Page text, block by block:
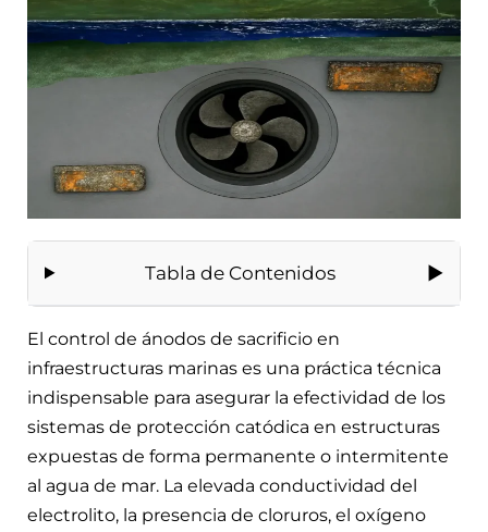
Tabla de Contenidos
El control de ánodos de sacrificio en
infraestructuras marinas es una práctica técnica
indispensable para asegurar la efectividad de los
sistemas de protección catódica en estructuras
expuestas de forma permanente o intermitente
al agua de mar. La elevada conductividad del
electrolito, la presencia de cloruros, el oxígeno